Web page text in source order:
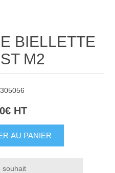
BIELLETTE
M2
HT
AU PANIER
souhait